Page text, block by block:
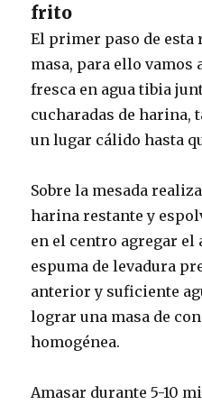
frito
El primer paso de esta
masa, para ello vamos
fresca en agua tibia
cucharadas de harina,
un lugar cálido hasta
Sobre la mesada
harina restante y
en el centro agregar el
espuma de levadura
anterior y suficiente
lograr una masa de
homogénea.
Amasar durante 5-10